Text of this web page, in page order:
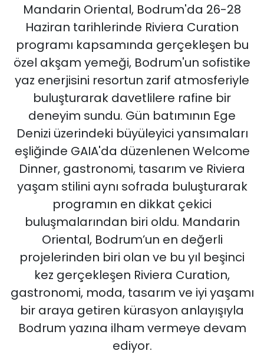
Mandarin Oriental, Bodrum'da 26-28
Haziran tarihlerinde Riviera Curation
programı kapsamında gerçekleşen bu
özel akşam yemeği, Bodrum'un sofistike
yaz enerjisini resortun zarif atmosferiyle
buluşturarak davetlilere rafine bir
deneyim sundu. Gün batımının Ege
Denizi üzerindeki büyüleyici yansımaları
eşliğinde GAIA'da düzenlenen Welcome
Dinner, gastronomi, tasarım ve Riviera
yaşam stilini aynı sofrada buluşturarak
programın en dikkat çekici
buluşmalarından biri oldu. Mandarin
Oriental, Bodrum’un en değerli
projelerinden biri olan ve bu yıl beşinci
kez gerçekleşen Riviera Curation,
gastronomi, moda, tasarım ve iyi yaşamı
bir araya getiren kürasyon anlayışıyla
Bodrum yazına ilham vermeye devam
ediyor.